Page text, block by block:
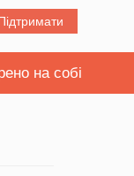
на собі